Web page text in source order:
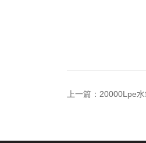
上一篇： 20000Lpe